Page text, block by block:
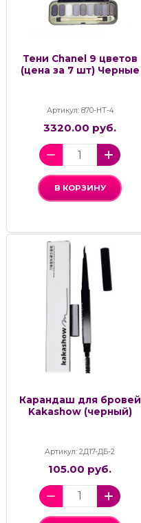
Тени Chanel 9 цветов
(цена за 7 шт) Черные
Артикул: 870-НТ-4
3320.00 руб.
В КОРЗИНУ
Карандаш для бровей
Kakashow (черный)
Артикул: 2Д17-ДБ-2
105.00 руб.